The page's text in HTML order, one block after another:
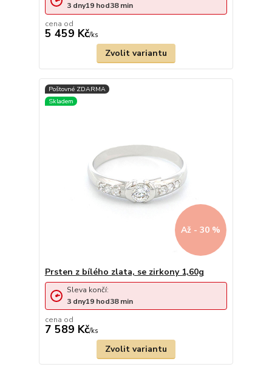
cena od
5 459 Kč/ks
3 dny19 hod38min
Zvolit variantu
Až - 30 %
Prsten z bílého zlata, se zirkony 1,60g
cena od
7 589 Kč/ks
Sleva končí:
3 dny19 hod38min
Zvolit variantu